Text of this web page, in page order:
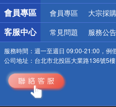
會員專區 會員專區 大宗採購
客服中心 常見問題 服務公告
服務時間： 週一至週日 09:00-21:00，例
公司地址： 台北市北投區大業路136號5